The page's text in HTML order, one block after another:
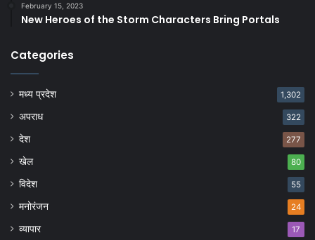
February 15, 2023
New Heroes of the Storm Characters Bring Portals
Categories
मध्य प्रदेश 1,302
अपराध 322
देश 277
खेल 80
विदेश 55
मनोरंजन 24
व्यापार 17